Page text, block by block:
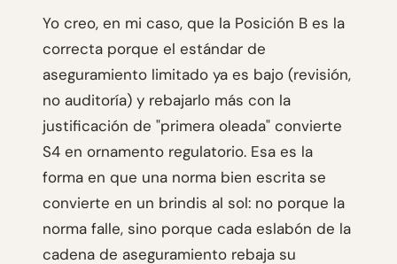
Yo creo, en mi caso, que la Posición B es la
correcta porque el estándar de
aseguramiento limitado ya es bajo (revisión,
no auditoría) y rebajarlo más con la
justificación de "primera oleada" convierte
S4 en ornamento regulatorio. Esa es la
forma en que una norma bien escrita se
convierte en un brindis al sol: no porque la
norma falle, sino porque cada eslabón de la
cadena de aseguramiento rebaja su